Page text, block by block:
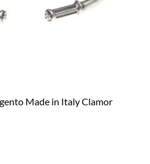
Made in Italy Clamor